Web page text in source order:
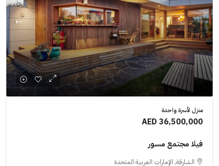
منزل لأسرة واحدة
AED 36,500,000
فيلا مجتمع مسور
الشارقة, الإمارات العربية المتحدة